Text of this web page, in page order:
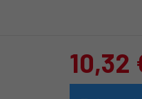
10,32